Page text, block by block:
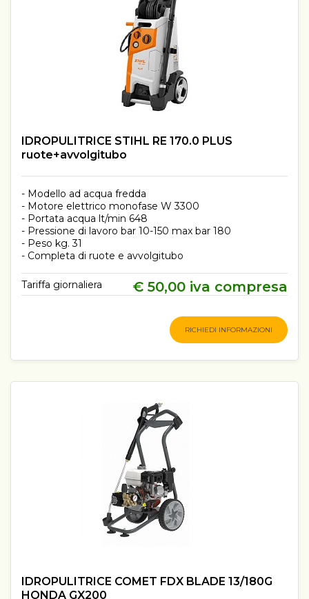
IDROPULITRICE STIHL RE 170.0 PLUS
ruote+avvolgitubo
- Modello ad acqua fredda
- Motore elettrico monofase W 3300
- Portata acqua lt/min 648
- Pressione di lavoro bar 10-150 max bar 180
- Peso kg. 31
- Completa di ruote e avvolgitubo
Tariffa giornaliera € 50,00 iva compresa
RICHIEDI INFORMAZIONI
IDROPULITRICE COMET FDX BLADE 13/180G
HONDA GX200